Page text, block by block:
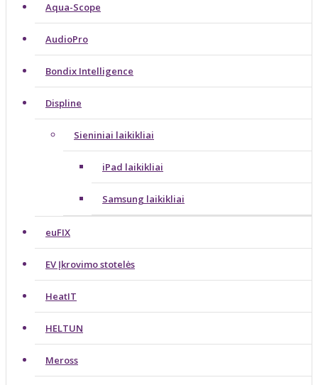
Aqua-Scope
AudioPro
Bondix Intelligence
Displine
Sieniniai laikikliai
iPad laikikliai
Samsung laikikliai
euFIX
EV Įkrovimo stotelės
HeatIT
HELTUN
Meross